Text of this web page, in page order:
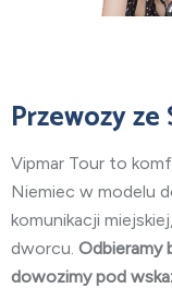
Przewozyze
Vipmar Tour to
Niemiec w modelu
komunikacji
dworcu. Odbieramy
dowozimy pod